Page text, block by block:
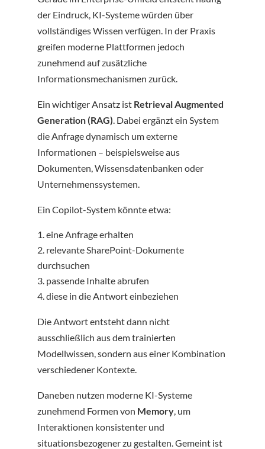
der Eindruck, KI-Systeme würden über
vollständiges Wissen verfügen. In der Praxis
greifen moderne Plattformen jedoch
zunehmend auf zusätzliche
Informationsmechanismen zurück.
Ein wichtiger Ansatz ist Retrieval Augmented
Generation (RAG). Dabei ergänzt ein System
die Anfrage dynamisch um externe
Informationen – beispielsweise aus
Dokumenten, Wissensdatenbanken oder
Unternehmenssystemen.
Ein Copilot-System könnte etwa:
eine Anfrage erhalten
relevante SharePoint-Dokumente
durchsuchen
passende Inhalte abrufen
diese in die Antwort einbeziehen
Die Antwort entsteht dann nicht
ausschließlich aus dem trainierten
Modellwissen, sondern aus einer Kombination
verschiedener Kontexte.
Daneben nutzen moderne KI-Systeme
zunehmend Formen von Memory, um
Interaktionen konsistenter und
situationsbezogener zu gestalten. Gemeint ist